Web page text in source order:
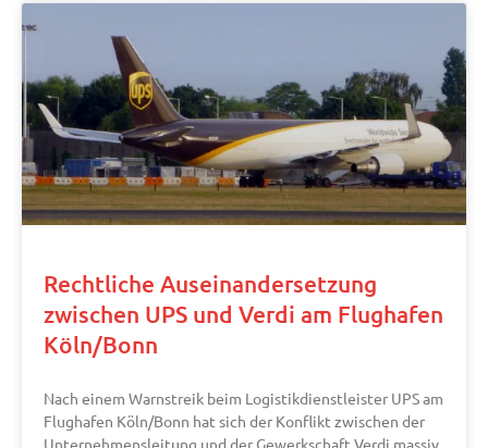
Rechtliche Auseinandersetzung
zwischen UPS und Verdi am Flughafen
Köln/Bonn
Nach einem Warnstreik beim Logistikdienstleister UPS am
Flughafen Köln/Bonn hat sich der Konflikt zwischen der
Unternehmensleitung und der Gewerkschaft Verdi massiv